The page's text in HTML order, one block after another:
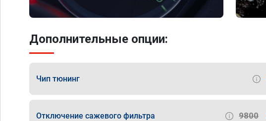
Дополнительные опции:
Чип тюнинг
Отключение сажевого фильтра 9800